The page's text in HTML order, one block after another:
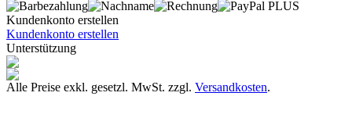
Kundenkonto erstellen
Kundenkonto erstellen
Unterstützung
Alle Preise exkl. gesetzl. MwSt. zzgl. Versandkosten.